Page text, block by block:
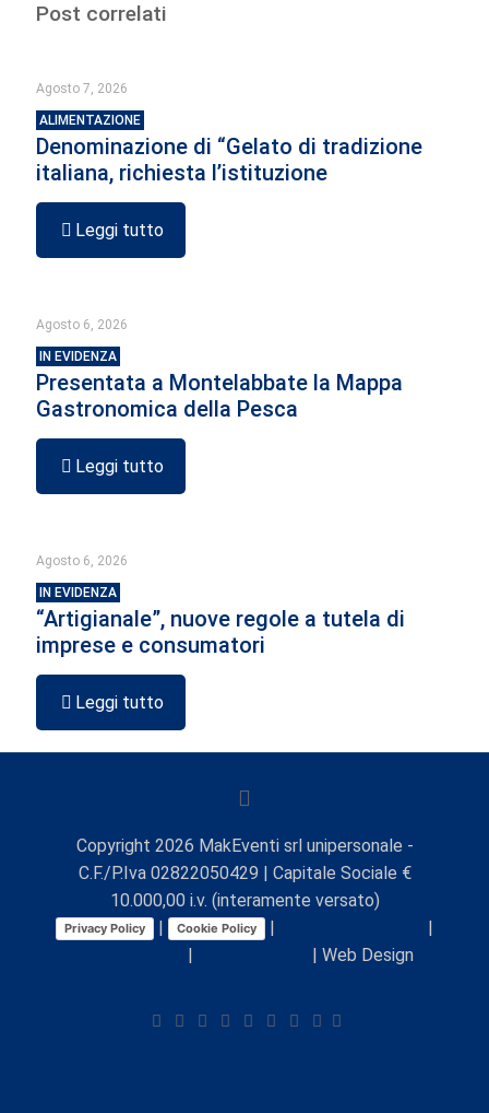
Post correlati
Agosto 7, 2026
ALIMENTAZIONE
Denominazione di “Gelato di tradizione
italiana, richiesta l’istituzione
Leggi tutto
Agosto 6, 2026
IN EVIDENZA
Presentata a Montelabbate la Mappa
Gastronomica della Pesca
Leggi tutto
Agosto 6, 2026
IN EVIDENZA
“Artigianale”, nuove regole a tutela di
imprese e consumatori
Leggi tutto
Copyright 2026 MakEventi srl unipersonale -
C.F./P.Iva 02822050429 | Capitale Sociale €
10.000,00 i.v. (interamente versato)
Privacy Policy | Cookie Policy |
|
|
| Web Design